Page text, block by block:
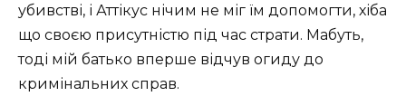
убивстві, і Аттікус нічим не міг їм допомогти, хіба
що своєю присутністю під час страти. Мабуть,
тоді мій батько вперше відчув огиду до
кримінальних справ.